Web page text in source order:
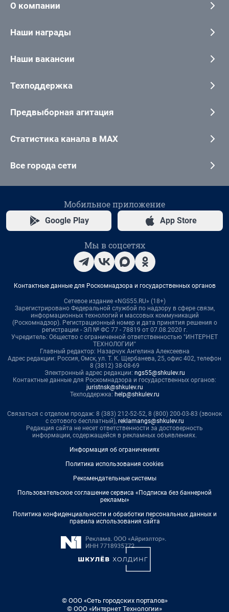
О компании
Наши награды
Наши вакансии
Техподдержка
Предвыборная агитация
Статистика канала в MAX
Все города сети
Мобильное приложение
Google Play App Store
Мы в соцсетях
Контактные данные для Роскомнадзора и государственных органов
Сетевое издание «NGS55.RU» (18+)
Зарегистрировано Федеральной службой по надзору в сфере связи,
информационных технологий и массовых коммуникаций
(Роскомнадзор). Регистрационный номер и дата принятия решения о
регистрации - ЭЛ № ФС 77 - 78819 от 07.08.2020 г.
Учредитель: Общество с ограниченной ответственностью "ИНТЕРНЕТ
ТЕХНОЛОГИИ"
Главный редактор: Назарчук Ангелина Алексеевна
Адрес редакции: Россия, Омск, ул. Т. К. Щербанева, 25, офис 402, телефон
8 (3812) 38-08-69
Электронный адрес редакции: ngs55@shkulev.ru
Контактные данные для Роскомнадзора и государственных органов:
juristnsk@shkulev.ru
Техподдержка: help@shkulev.ru
Связаться с отделом продаж: 8 (383) 212-52-52, 8 (800) 200-03-83 (звонок
с сотового бесплатный), reklamangs@shkulev.ru
Редакция сайта не несет ответственности за достоверность
информации, содержащейся в рекламных объявлениях.
Информация об ограничениях
Политика использования cookies
Рекомендательные системы
Пользовательское соглашение сервиса «Подписка без баннерной
рекламы»
Политика конфиденциальности и обработки персональных данных и
правила использования сайта
© ООО «Сеть городских порталов»
© ООО «Интернет Технологии»